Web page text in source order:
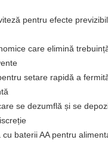
pentru efecte
care elimină
setare rapidă a
se dezumflă și se
baterii AA pentru